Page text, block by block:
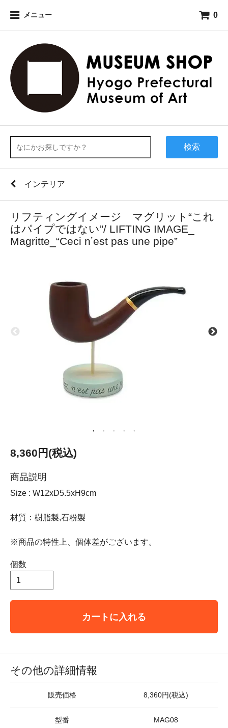
メニュー 0
検索
インテリア
リフティングイメージ マグリット“これ
はパイプではない”/ LIFTING IMAGE_
Magritte_“Ceci nʼest pas une pipe”
8,360円(税込)
商品説明
Size : W12xD5.5xH9cm
材質：樹脂製,石粉製
※商品の特性上、個体差がございます。
個数
カートに入れる
その他の詳細情報
販売価格 8,360円(税込)
型番 MAG08